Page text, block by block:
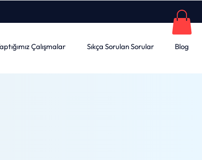
Çalışmalar Sıkça Sorulan Sorular Blog